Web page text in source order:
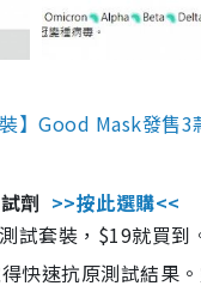
】Good Mask發售
劑 >>按此選購<<
試套裝，$19就買
快速抗原測試結果